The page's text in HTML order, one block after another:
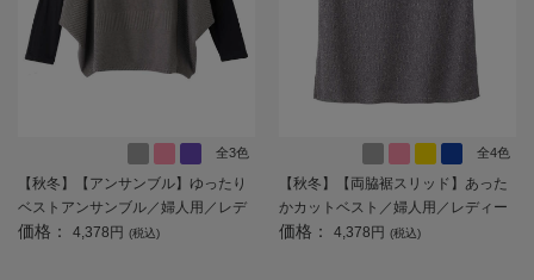
全3色
【秋冬】【アンサンブル】ゆったり
ベストアンサンブル／婦人用／レデ
ィース／シニア／高齢者／おしゃれ
価格： 4,378円 (税込)
全4色
【秋冬】【両脇裾スリッド】あった
かカットベスト／婦人用／レディー
ス／シニア／高齢者／おしゃれ／ギ
価格： 4,378円 (税込)